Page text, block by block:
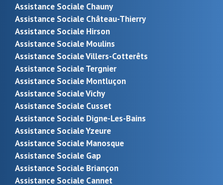
Assistance Sociale Chauny
Assistance Sociale Château-Thierry
Assistance Sociale Hirson
Assistance Sociale Moulins
Assistance Sociale Villers-Cotterêts
Assistance Sociale Tergnier
Assistance Sociale Montluçon
Assistance Sociale Vichy
Assistance Sociale Cusset
Assistance Sociale Digne-Les-Bains
Assistance Sociale Yzeure
Assistance Sociale Manosque
Assistance Sociale Gap
Assistance Sociale Briançon
Assistance Sociale Cannet